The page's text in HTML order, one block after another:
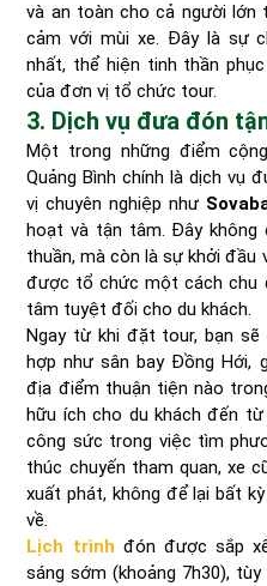
và an toàn cho cả người lớn
cảm với mùi xe. Đây là sự
nhất, thể hiện tinh thần
của đơn vị tổ chức tour.
3. Dịch vụ đưa đón
Một trong những điểm
Quảng Bình chính là dịch vụ
vị chuyên nghiệp như
hoạt và tận tâm. Đây không
thuần, mà còn là sự khởi đầu
được tổ chức một cách chu
tâm tuyệt đối cho du khách.
Ngay từ khi đặt tour, bạn
hợp như sân bay Đồng Hới,
địa điểm thuận tiện nào
hữu ích cho du khách đến
công sức trong việc tìm
thúc chuyến tham quan, xe
xuất phát, không để lại bất
về.
Lịch trình đón được sắp
sáng sớm (khoảng 7h30),